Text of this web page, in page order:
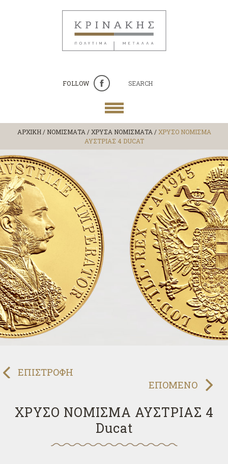
FOLLOW SEARCH
ΑΡΧΙΚΗ/ ΝΟΜΙΣΜΑΤΑ /ΧΡΥΣΑ ΝΟΜΙΣΜΑΤΑ /ΧΡΥΣΟ ΝΟΜΙΣΜΑ
ΑΥΣΤΡΙΑΣ 4 DUCAT
ΕΠΙΣΤΡΟΦΗ
ΕΠΟΜΕΝΟ
ΠΡΟΗΓΟΥΜΕΝΟ
ΧΡΥΣΟ ΝΟΜΙΣΜΑ ΑΥΣΤΡΙΑΣ 4
Ducat